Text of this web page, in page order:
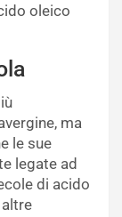
oleico
ma
le sue
legate ad
di acido